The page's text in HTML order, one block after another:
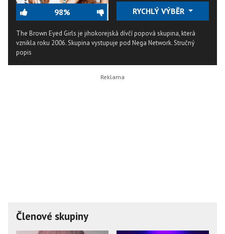
98% RYCHLÝ VÝBĚR
The Brown Eyed Girls je jihokorejská dívčí popová skupina, která
vznikla roku 2006. Skupina vystupuje pod Nega Network.Stručný
popis
Členové skupiny